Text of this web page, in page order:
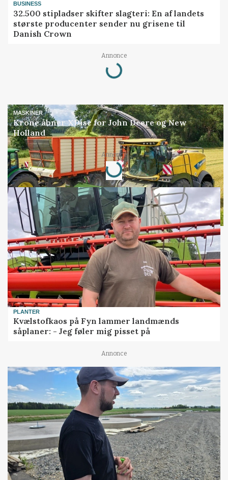
BUSINESS
32.500 stipladser skifter slagteri: En af landets
største producenter sender nu grisene til
Danish Crown
Annonce
Loading...
MASKINER
Krone åbner XDisc for John Deere og New
Holland
Annonce
Loading...
PLANTER
Kvælstofkaos på Fyn lammer landmænds
såplaner: - Jeg føler mig pisset på
Annonce